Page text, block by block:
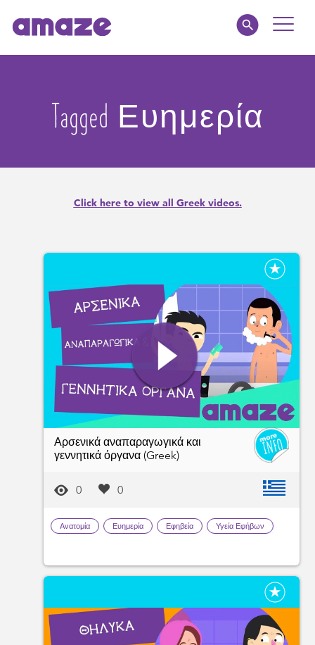
MY AMAZE
Toggle
ParentsTagged Ευημερία
Click here to view all Greek videos.
Αρσενικά αναπαραγωγικά και
γεννητικά όργανα (Greek)
0 0
Ανατομία Ευημερία Εφηβεία Υγεία Εφήβων